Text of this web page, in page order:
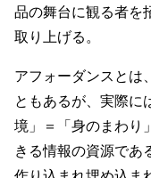
品の舞台に観る者を
取り上げる。
アフォーダンスとは
ともあるが、実際に
境」＝「身のまわり
きる情報の資源であ